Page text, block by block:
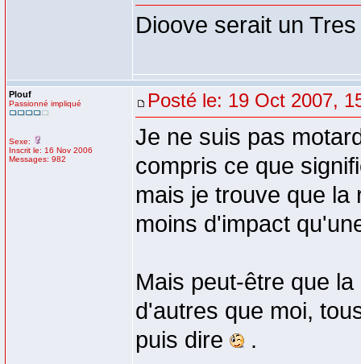
Dioove serait un
Plouf
Passionné impliqué
Sexe:
Inscrit le: 16 Nov 2006
Messages: 982
Posté le: 19 Oct 2007,
Je ne suis pas
compris ce que
mais je trouve que la
moins d'impact
Mais peut-être que
d'autres que moi,
puis dire
.